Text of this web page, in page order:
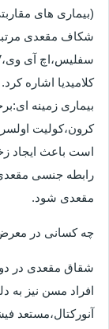
(بیماری های
شکاف مقعدی
کلامیدیا اشاره کرد.
بیماری زمینه
کرون،کولیت
است باعث ایجاد
رابطه جنسی
مقعدی شود.
چه کسانی در
شقاق مقعدی در
افراد مسن نیز به
آنورکتال،مستعد